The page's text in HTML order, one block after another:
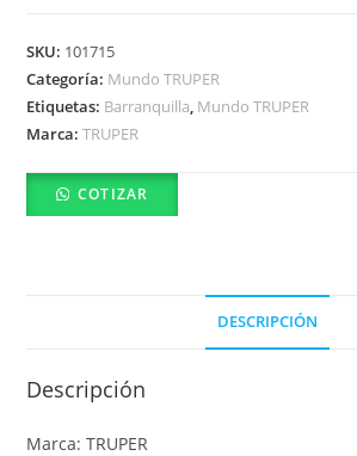
SKU: 101715
Categoría: Mundo TRUPER
Etiquetas: Barranquilla, Mundo TRUPER
Marca:TRUPER
COTIZAR
DESCRIPCIÓN
Descripción
Marca: TRUPER